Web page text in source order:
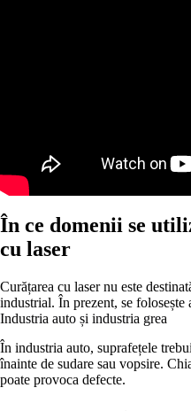
În ce domenii se
cu laser
Curățarea cu laser nu este
industrial. În prezent, se folosește
Industria auto și industria grea
În industria auto, suprafețele
înainte de sudare sau vopsire.
poate provoca defecte.